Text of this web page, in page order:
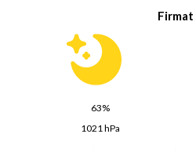
Firmat
63%
1021 hPa